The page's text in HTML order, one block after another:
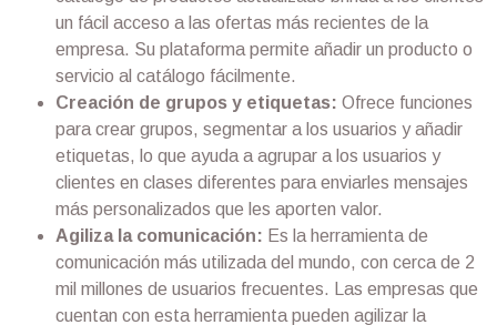
un fácil acceso a las ofertas más recientes de la
empresa. Su plataforma permite añadir un producto o
servicio al catálogo fácilmente.
Creación de grupos y etiquetas: Ofrece funciones
para crear grupos, segmentar a los usuarios y añadir
etiquetas, lo que ayuda a agrupar a los usuarios y
clientes en clases diferentes para enviarles mensajes
más personalizados que les aporten valor.
Agiliza la comunicación: Es la herramienta de
comunicación más utilizada del mundo, con cerca de 2
mil millones de usuarios frecuentes. Las empresas que
cuentan con esta herramienta pueden agilizar la